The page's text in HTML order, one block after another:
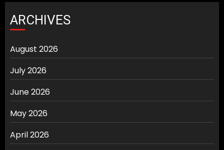
ARCHIVES
August 2026
July 2026
June 2026
May 2026
April 2026